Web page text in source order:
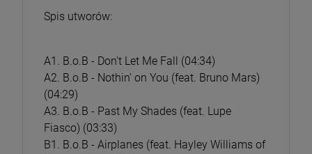
Spis utworów:
A1. B.o.B - Don't Let Me Fall (04:34)
A2. B.o.B - Nothin' on You (feat. Bruno Mars)
(04:29)
A3. B.o.B - Past My Shades (feat. Lupe
Fiasco) (03:33)
B1. B.o.B - Airplanes (feat. Hayley Williams of